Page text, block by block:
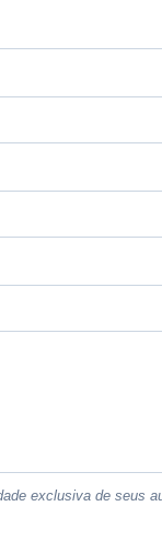
exclusiva de seus